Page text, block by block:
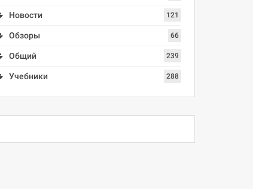
Новости 121
Обзоры 66
Общий 239
Учебники 288